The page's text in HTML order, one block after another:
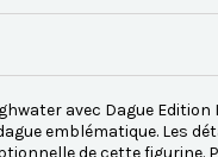
avec Dague Edition
emblématique. Les